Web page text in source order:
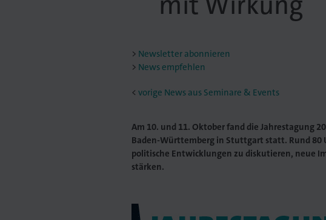
Newsletter abonnieren
News empfehlen
< vorige News aus Seminare & Events
Am 10. und 11. Oktober fand die Jahrestagung
Baden-Württemberg in Stuttgart statt. Rund
politische Entwicklungen zu diskutieren, neue
stärken.